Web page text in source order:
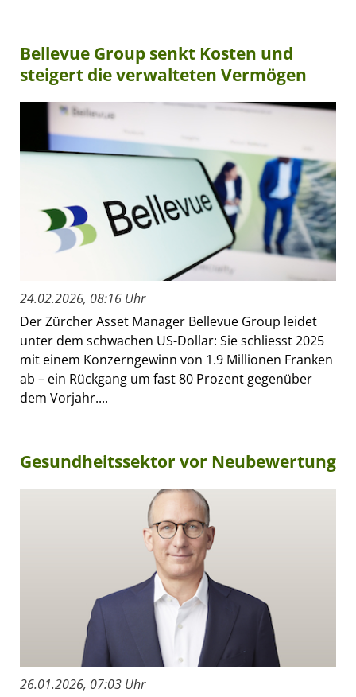
Bellevue Group senkt Kosten und
steigert die verwalteten Vermögen
24.02.2026, 08:16 Uhr
Der Zürcher Asset Manager Bellevue Group leidet
unter dem schwachen US-Dollar: Sie schliesst 2025
mit einem Konzerngewinn von 1.9 Millionen Franken
ab – ein Rückgang um fast 80 Prozent gegenüber
dem Vorjahr....
Gesundheitssektor vor Neubewertung
26.01.2026, 07:03 Uhr